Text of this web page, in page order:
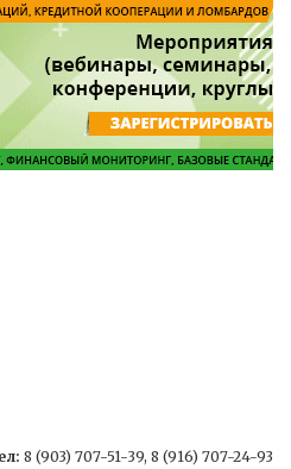
8 (903) 707-51-39, 8 (916) 707-24-93